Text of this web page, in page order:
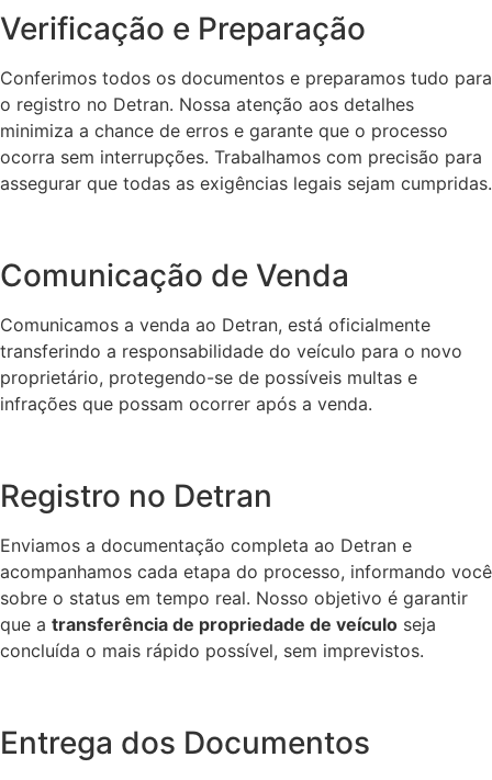
Verificação e Preparação
Conferimos todos os documentos e preparamos tudo para
o registro no Detran. Nossa atenção aos detalhes
minimiza a chance de erros e garante que o processo
ocorra sem interrupções. Trabalhamos com precisão para
assegurar que todas as exigências legais sejam cumpridas.
Comunicação de Venda
Comunicamos a venda ao Detran, está oficialmente
transferindo a responsabilidade do veículo para o novo
proprietário, protegendo-se de possíveis multas e
infrações que possam ocorrer após a venda.
Registro no Detran
Enviamos a documentação completa ao Detran e
acompanhamos cada etapa do processo, informando você
sobre o status em tempo real. Nosso objetivo é garantir
que a transferência de propriedade de veículo seja
concluída o mais rápido possível, sem imprevistos.
Entrega dos Documentos